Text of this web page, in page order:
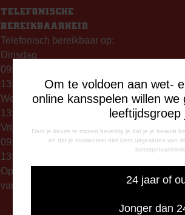
Om te voldoen aan wet-
online kansspelen willen
leeftijdsgroep
Door je keuze te maken bevestig je dat je je bewust
en dat je momenteel niet bent uitgesloten van
24 jaar of
Jonger dan
TELEFONISCHE
BEREIKBAARHEID
Telefonisch bereikbaar op:
Dinsdag
09:00 - 12:15 uur
13:00 - 17:00 uur
Woensdag
13:00 - 17:00 uur
Vrijdag
09:00 - 12:15 uur
13:00 - 17:00 uur
Op thuiswedstrijddagen bereikbaar
vanaf 13:00 - 20:00 uur